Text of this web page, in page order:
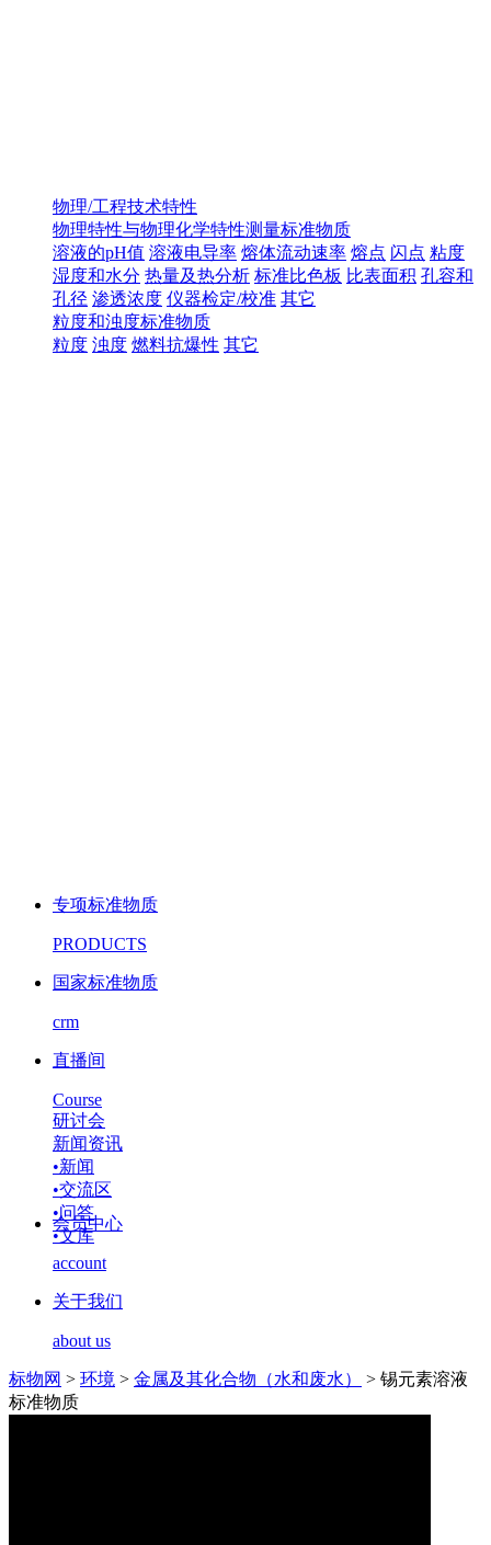
物理/工程技术特性
物理特性与物理化学特性测量标准物质
溶液的pH值 溶液电导率 熔体流动速率 熔点 闪点 粘度
湿度和水分 热量及热分析 标准比色板 比表面积 孔容和
孔径 渗透浓度 仪器检定/校准 其它
粒度和浊度标准物质
粒度 浊度 燃料抗爆性 其它
专项标准物质
PRODUCTS
国家标准物质
crm
直播间
Course
研讨会
新闻资讯
•新闻
•交流区
•问答
•文库
会员中心
account
关于我们
about us
标物网 > 环境 > 金属及其化合物（水和废水） > 锡元素溶液
标准物质